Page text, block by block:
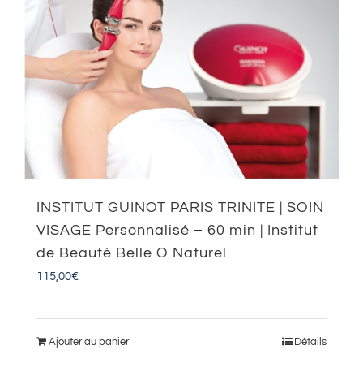
INSTITUT GUINOT PARIS TRINITE | SOIN
VISAGE Personnalisé – 60 min | Institut
de Beauté Belle O Naturel
115,00€
Ajouter au panier Détails